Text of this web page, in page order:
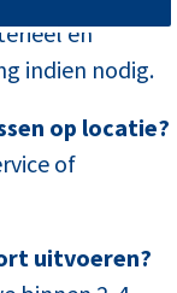
en
indien nodig.
op locatie?
of
uitvoeren?